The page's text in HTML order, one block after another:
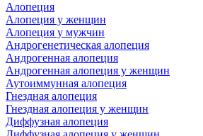
Алопеция
Алопеция у женщин
Алопеция у мужчин
Андрогенетическая алопеция
Андрогенная алопеция
Андрогенная алопеция у женщин
Аутоиммунная алопеция
Гнездная алопеция
Гнездная алопеция у женщин
Диффузная алопеция